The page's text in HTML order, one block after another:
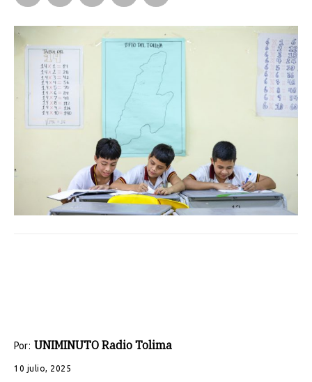
Por: UNIMINUTO Radio Tolima
10 julio, 2025